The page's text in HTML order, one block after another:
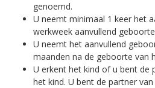
genoemd.
U neemt minimaal 1 keer het
werkweek aanvullend
U neemt het aanvullend
maanden na de geboorte van
U erkent het kind of u bent de
het kind. U bent de partner